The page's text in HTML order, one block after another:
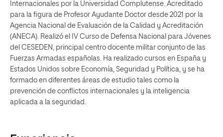
Internacionales por la Universidad Complutense. Acreditado
para la figura de Profesor Ayudante Doctor desde 2021 por la
Agencia Nacional de Evaluación de la Calidad y Acreditación
(ANECA). Realizó el IV Curso de Defensa Nacional para Jóvenes
del CESEDEN, principal centro docente militar conjunto de las
Fuerzas Armadas españolas. Ha realizado cursos en España y
Estados Unidos sobre Economía, Seguridad y Política, y se ha
formado en diferentes áreas de estudio tales como la
prevención de conflictos internacionales y la inteligencia
aplicada a la seguridad.